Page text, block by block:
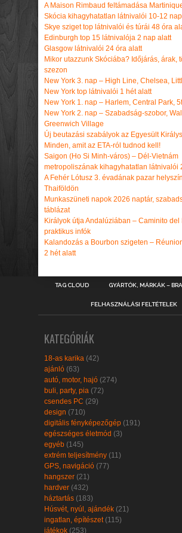
A Maison Rimbaud feltámadása
Skócia kihagyhatatlan látnivalói 10-12
Skye sziget top látnivalói és túrái 48 óra
Edinburgh top 15 látnivalója 2 nap alatt
Glasgow látnivalói 24 óra alatt
Mikor utazzunk Skóciába? Időjárás, árak,
szezon
New York 3. nap – High Line, Chelsea,
New York top látnivalói 1 hét alatt
New York 1. nap – Harlem, Central Park,
New York 2. nap – Szabadság-szobor,
Greenwich Village
Új beutazási szabályok az Egyesült
Minden, amit az ETA-ról tudnod kell!
Saigon (Ho Si Minh-város) – Dél-Vietnám
metropoliszának kihagyhatatlan látnivalói
A Fehér Lótusz 3. évadának pazar
Thaiföldön
Munkaszüneti napok 2026 naptár,
táblázat
Királyok útja Andalúziában – Caminito del
praktikus infók
Kalandozás a Bourbon szigeten –
2 hét alatt
TAG CLOUD GYÁRTÓK, MÁRKÁK –
FELHASZNÁLÁSI FELTÉTELEK
KATEGÓRIÁK
18-as karika (42)
ajánló (63)
autó, motor, hajó (274)
buli, party, pia (72)
csendes PC (29)
design (710)
digitális fényképezőgép (191)
egészséges életmód (3)
egyéb (145)
extrém teljesítmény (11)
GPS, navigáció (77)
hangszer (21)
hardver (432)
háztartás (183)
Húsvét, nyúl, ajándék (21)
ingatlan, építészet(115)
játékok (253)